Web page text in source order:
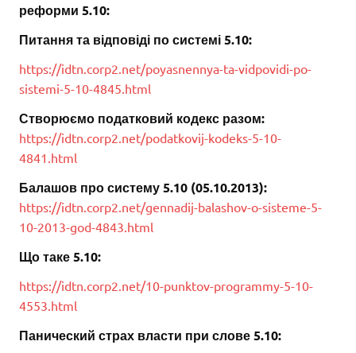
реформи 5.10:
Питання та відповіді по системі 5.10:
https://idtn.corp2.net/poyasnennya-ta-vidpovidi-po-
sistemi-5-10-4845.html
Створюємо податковий кодекс разом:
https://idtn.corp2.net/podatkovij-kodeks-5-10-
4841.html
Балашов про систему 5.10 (05.10.2013):
https://idtn.corp2.net/gennadij-balashov-o-sisteme-5-
10-2013-god-4843.html
Що таке 5.10:
https://idtn.corp2.net/10-punktov-programmy-5-10-
4553.html
Панический страх власти при слове 5.10: